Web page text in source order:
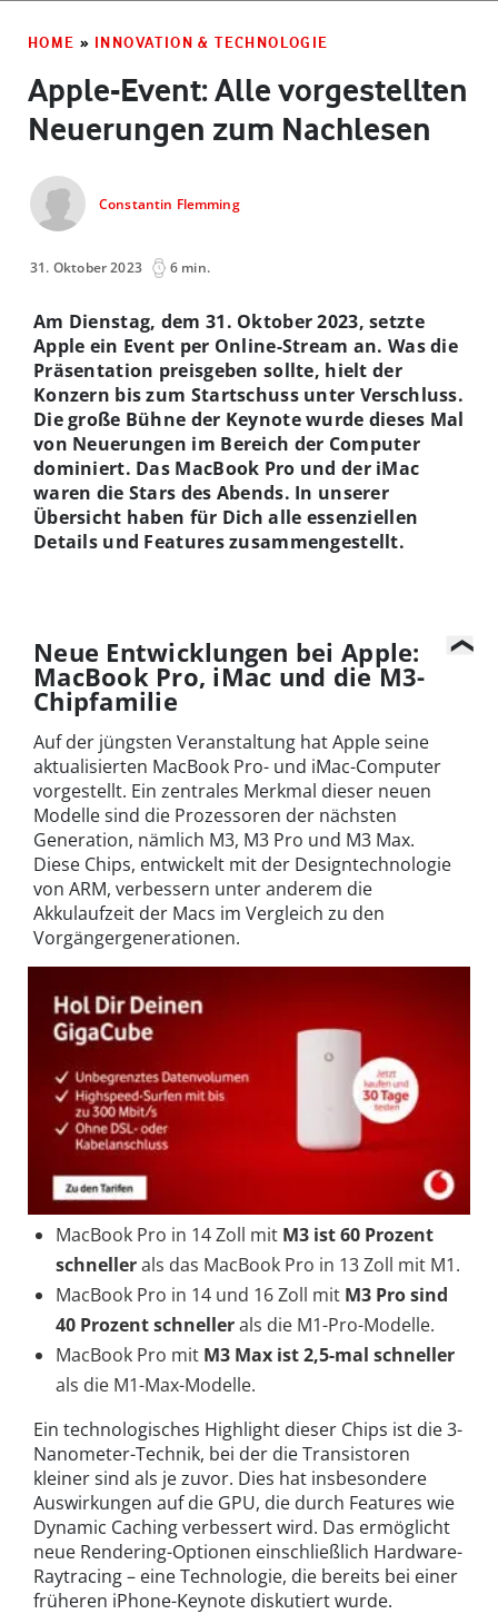
HOME » INNOVATION & TECHNOLOGIE
Apple-Event: Alle vorgestellten
Neuerungen zum Nachlesen
Constantin Flemming
31. Oktober 2023 6 min.
Am Dienstag, dem 31. Oktober 2023, setzte
Apple ein Event per Online-Stream an. Was die
Präsentation preisgeben sollte, hielt der
Konzern bis zum Startschuss unter Verschluss.
Die große Bühne der Keynote wurde dieses Mal
von Neuerungen im Bereich der Computer
dominiert. Das MacBook Pro und der iMac
waren die Stars des Abends. In unserer
Übersicht haben für Dich alle essenziellen
Details und Features zusammengestellt.
Neue Entwicklungen bei Apple:
MacBook Pro, iMac und die M3-
Chipfamilie
Auf der jüngsten Veranstaltung hat Apple seine
aktualisierten MacBook Pro- und iMac-Computer
vorgestellt. Ein zentrales Merkmal dieser neuen
Modelle sind die Prozessoren der nächsten
Generation, nämlich M3, M3 Pro und M3 Max.
Diese Chips, entwickelt mit der Designtechnologie
von ARM, verbessern unter anderem die
Akkulaufzeit der Macs im Vergleich zu den
Vorgängergenerationen.
MacBook Pro in 14 Zoll mit M3 ist 60 Prozent
schnellerals das MacBook Pro in 13 Zoll mit M1.
MacBook Pro in 14 und 16 Zoll mit M3 Pro sind
40 Prozent schnellerals die M1-Pro-Modelle.
MacBook Pro mit M3 Max ist 2,5-mal schneller
als die M1-Max-Modelle.
Ein technologisches Highlight dieser Chips ist die 3-
Nanometer-Technik, bei der die Transistoren
kleiner sind als je zuvor. Dies hat insbesondere
Auswirkungen auf die GPU, die durch Features wie
Dynamic Caching verbessert wird. Das ermöglicht
neue Rendering-Optionen einschließlich Hardware-
Raytracing – eine Technologie, die bereits bei einer
früheren iPhone-Keynote diskutiert wurde.